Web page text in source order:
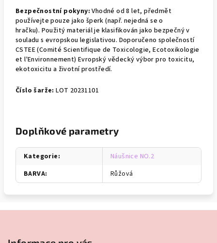
Bezpečnostní pokyny: Vhodné od 8 let, předmět
používejte pouze jako šperk (např. nejedná se o
hračku). Použitý materiál je klasifikován jako bezpečný v
souladu s evropskou legislativou. Doporučeno společností
CSTEE (Comité Scientifique de Toxicologie, Ecotoxikologie
et l'Environnement)Evropský vědecký výbor pro toxicitu,
ekotoxicitu a životní prostředí.
Číslo šarže: LOT 20231101
Doplňkové parametry
Kategorie:
Náušnice NO.2
BARVA: Růžová